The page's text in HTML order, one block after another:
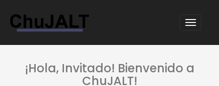
¡Hola, Invitado! Bienvenido a
ChuJALT!